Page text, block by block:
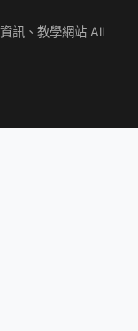
訊、教學網站 All